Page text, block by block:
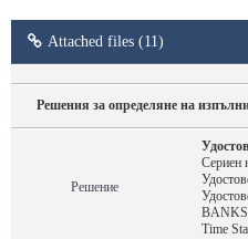
Attached files (11)
Решения за определяне на
Решение
Сериен
Time